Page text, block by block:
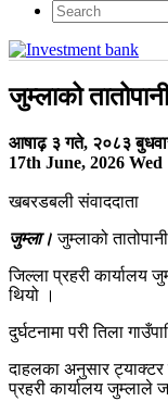
जुम्लाको
आषाढ़ ३ गते, २०८३
17th June, 2026 Wed
खबरडबली संवाददाता
जुम्ला।जुम्लाको
जिल्ला प्रहरी कार्यालय
थियो ।
दुर्घटनामा परी तिला
दाहलका अनुसार ट्याक्टर
प्रहरी कार्यालय जुम्लाले